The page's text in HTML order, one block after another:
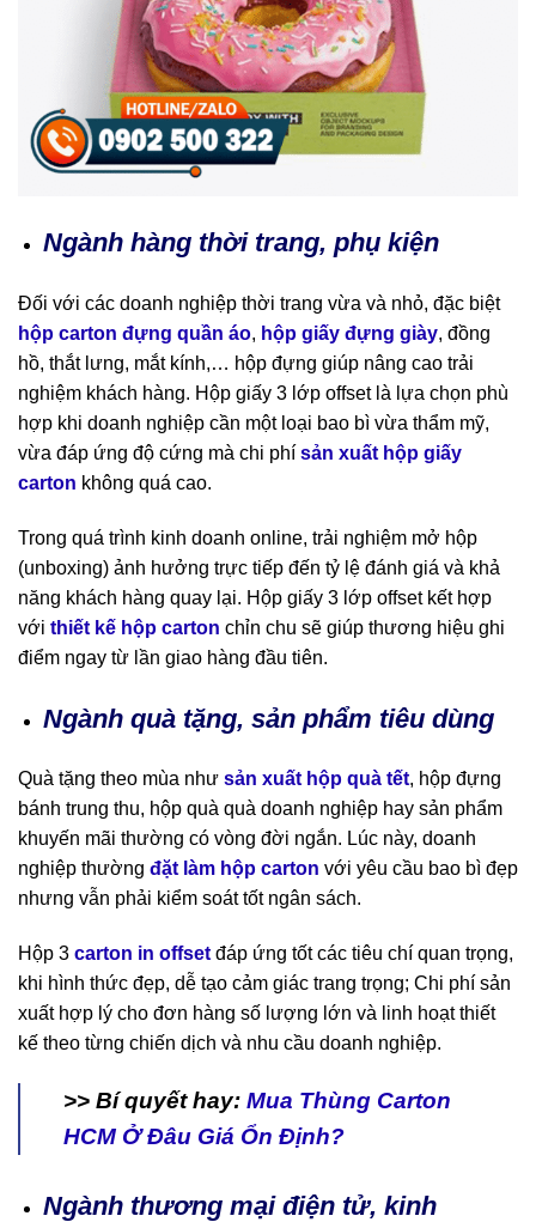
Ngành hàng thời trang, phụ kiện
Đối với các doanh nghiệp thời trang vừa và nhỏ, đặc biệt
hộp carton đựng quần áo, hộp giấy đựng giày, đồng
hồ, thắt lưng, mắt kính,… hộp đựng giúp nâng cao trải
nghiệm khách hàng. Hộp giấy 3 lớp offset là lựa chọn phù
hợp khi doanh nghiệp cần một loại bao bì vừa thẩm mỹ,
vừa đáp ứng độ cứng mà chi phí sản xuất hộp giấy
carton không quá cao.
Trong quá trình kinh doanh online, trải nghiệm mở hộp
(unboxing) ảnh hưởng trực tiếp đến tỷ lệ đánh giá và khả
năng khách hàng quay lại. Hộp giấy 3 lớp offset kết hợp
với thiết kế hộp carton chỉn chu sẽ giúp thương hiệu ghi
điểm ngay từ lần giao hàng đầu tiên.
Ngành quà tặng, sản phẩm tiêu dùng
Quà tặng theo mùa như sản xuất hộp quà tết, hộp đựng
bánh trung thu, hộp quà quà doanh nghiệp hay sản phẩm
khuyến mãi thường có vòng đời ngắn. Lúc này, doanh
nghiệp thường đặt làm hộp carton với yêu cầu bao bì đẹp
nhưng vẫn phải kiểm soát tốt ngân sách.
Hộp 3 carton in offset đáp ứng tốt các tiêu chí quan trọng,
khi hình thức đẹp, dễ tạo cảm giác trang trọng; Chi phí sản
xuất hợp lý cho đơn hàng số lượng lớn và linh hoạt thiết
kế theo từng chiến dịch và nhu cầu doanh nghiệp.
>> Bí quyết hay: Mua Thùng Carton
HCM Ở Đâu Giá Ổn Định?
Ngành thương mại điện tử, kinh